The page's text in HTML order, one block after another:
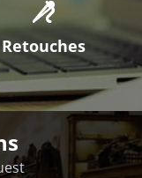
Retouches